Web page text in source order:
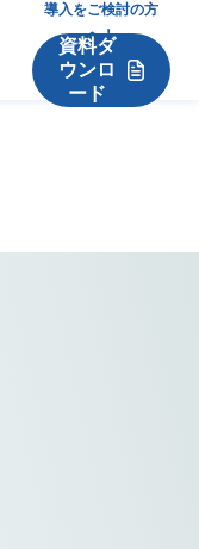
導入をご検討の方
へ！
資料ダ
ウンロ
ード